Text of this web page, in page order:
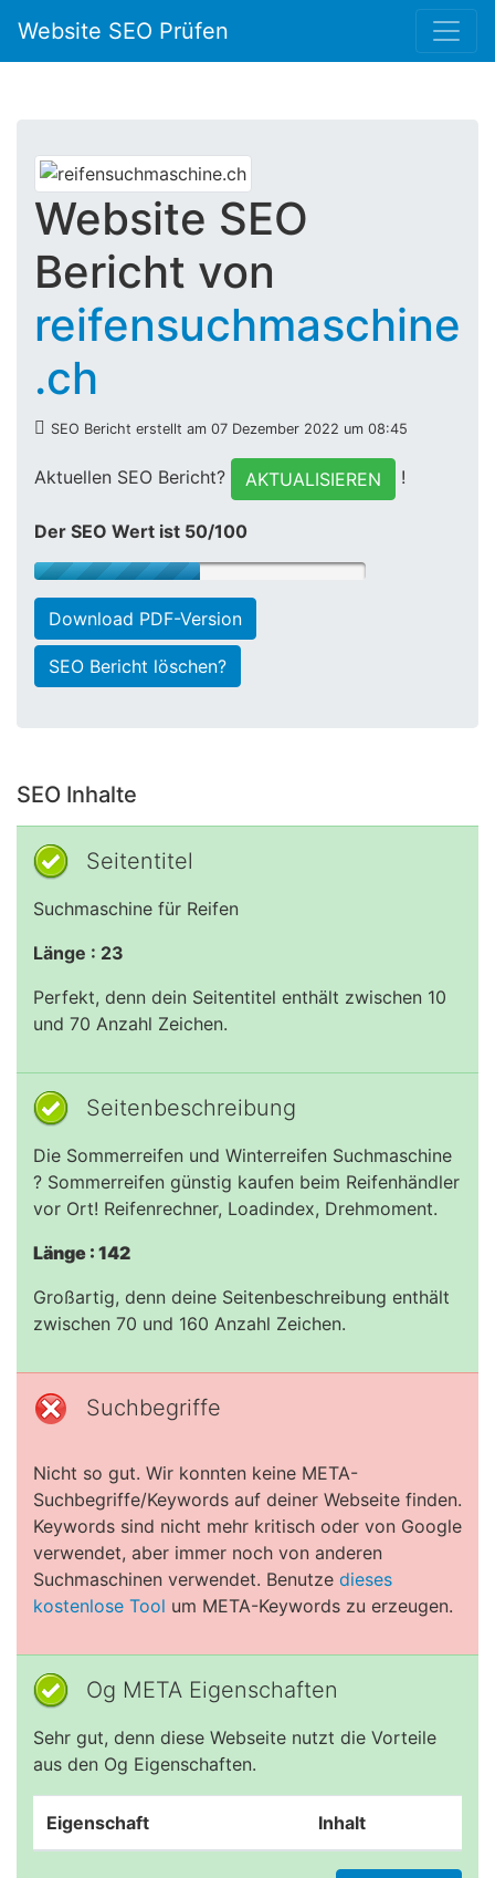
Website SEO Prüfen
Website SEO
Bericht von
reifensuchmaschine
.ch
SEO Bericht erstellt am 07 Dezember 2022 um 08:45
Aktuellen SEO Bericht? AKTUALISIEREN !
Der SEO Wert ist 50/100
Download PDF-Version
SEO Bericht löschen?
SEO Inhalte
Seitentitel
Suchmaschine für Reifen
Länge : 23
Perfekt, denn dein Seitentitel enthält zwischen 10
und 70 Anzahl Zeichen.
Seitenbeschreibung
Die Sommerreifen und Winterreifen Suchmaschine
? Sommerreifen günstig kaufen beim Reifenhändler
vor Ort! Reifenrechner, Loadindex, Drehmoment.
Länge : 142
Großartig, denn deine Seitenbeschreibung enthält
zwischen 70 und 160 Anzahl Zeichen.
Suchbegriffe
Nicht so gut. Wir konnten keine META-
Suchbegriffe/Keywords auf deiner Webseite finden.
Keywords sind nicht mehr kritisch oder von Google
verwendet, aber immer noch von anderen
Suchmaschinen verwendet. Benutze dieses
kostenlose Tool um META-Keywords zu erzeugen.
Og META Eigenschaften
Sehr gut, denn diese Webseite nutzt die Vorteile
aus den Og Eigenschaften.
Eigenschaft Inhalt